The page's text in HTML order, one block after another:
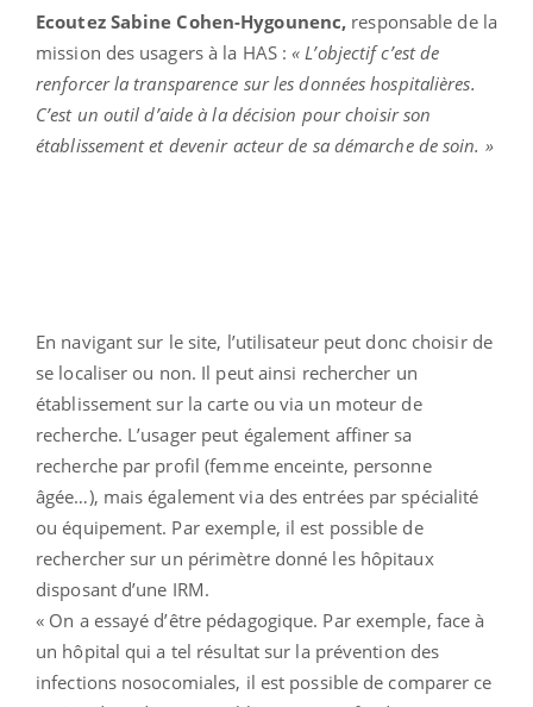
Ecoutez Sabine Cohen-Hygounenc, responsable de la
mission des usagers à la HAS :« L’objectif c’est de
renforcer la transparence sur les données hospitalières.
C’est un outil d’aide à la décision pour choisir son
établissement et devenir acteur de sa démarche de soin. »
En navigant sur le site, l’utilisateur peut donc choisir de
se localiser ou non. Il peut ainsi rechercher un
établissement sur la carte ou via un moteur de
recherche. L’usager peut également affiner sa
recherche par profil (femme enceinte, personne
âgée…), mais également via des entrées par spécialité
ou équipement. Par exemple, il est possible de
rechercher sur un périmètre donné les hôpitaux
disposant d’une IRM.
« On a essayé d’être pédagogique. Par exemple, face à
un hôpital qui a tel résultat sur la prévention des
infections nosocomiales, il est possible de comparer ce